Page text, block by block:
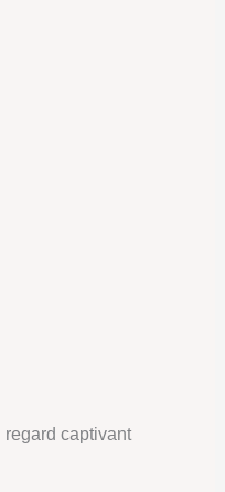
captivant